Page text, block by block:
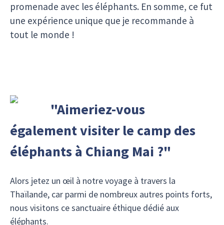
promenade avec les éléphants. En somme, ce fut
une expérience unique que je recommande à
tout le monde !
"Aimeriez-vous
également visiter le camp des
éléphants à Chiang Mai ?"
Alors jetez un œil à notre voyage à travers la
Thaïlande, car parmi de nombreux autres points forts,
nous visitons ce sanctuaire éthique dédié aux
éléphants.